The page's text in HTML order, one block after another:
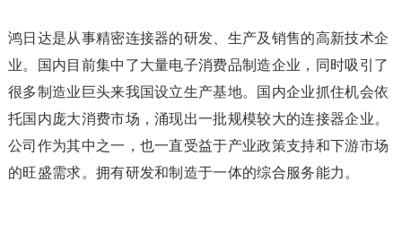
鸿日达是从事精密连接器的研发、生产及销售的高新技术企
业。国内目前集中了大量电子消费品制造企业，同时吸引了
很多制造业巨头来我国设立生产基地。国内企业抓住机会依
托国内庞大消费市场，涌现出一批规模较大的连接器企业。
公司作为其中之一，也一直受益于产业政策支持和下游市场
的旺盛需求。拥有研发和制造于一体的综合服务能力。